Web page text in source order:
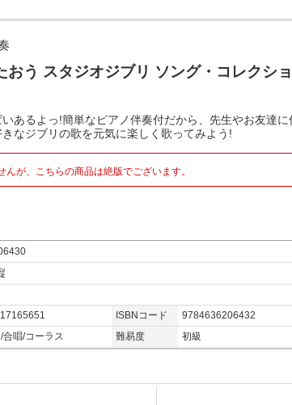
おう スタジオジブリ ソング・コレクシ
あるよっ!簡単なピアノ伴奏付だから、先生やお友達に
なジブリの歌を元気に楽しく歌ってみよう!
が、こちらの商品は絶版でございます。
ISBNコード
9784636206432
合唱/コーラス 難易度 初級